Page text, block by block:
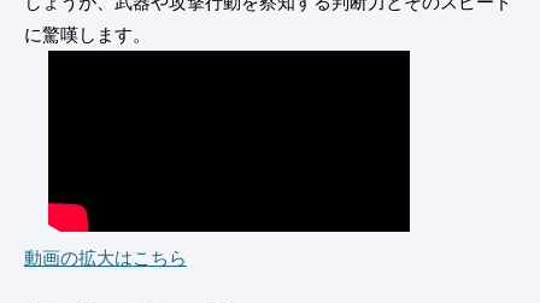
に驚嘆します。
動画の拡大はこちら